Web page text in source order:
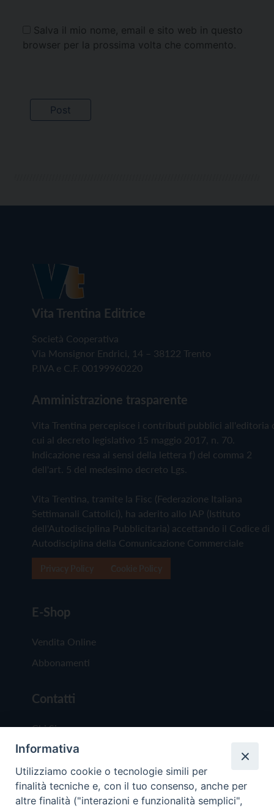
Salva il mio nome, email e sito web in questo
browser per la prossima volta che commento.
Vita Trentina Editrice
Società Cooperativa
Via Monsignor Endrici, 14 – 38122 Trento
P.IVA e C.F. 00199960220
Amministrazione trasparente
Vita Trentina percepisce i contributi pubblici all'editoria
cui al decreto legislativo 15 maggio 2017, n. 70.
Indicazione resa ai sensi della lettera f) del comma 2
dell'art. 5 del medesimo decreto Lgs.
Vita Trentina, tramite la Fisc (Federazione Italiana
Settimanali Cattolici), ha aderito allo IAP (Istituto
dell'Autodisciplina Pubblicitaria) accettando il Codice di
Autodisciplina della Comunicazione Commerciale
E-Shop
Vendita Online
Abbonamenti
Contatti
Chi Siamo
Redazione
Scrivici
Informativa
Utilizziamo cookie o tecnologie simili per
finalità tecniche e, con il tuo consenso, anche per
altre finalità ("interazioni e funzionalità semplici",